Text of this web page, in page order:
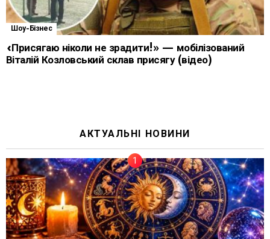
Шоу-Бізнес
«Присягаю ніколи не зрадити!» — мобілізований
Віталій Козловський склав присягу (відео)
АКТУАЛЬНІ НОВИНИ